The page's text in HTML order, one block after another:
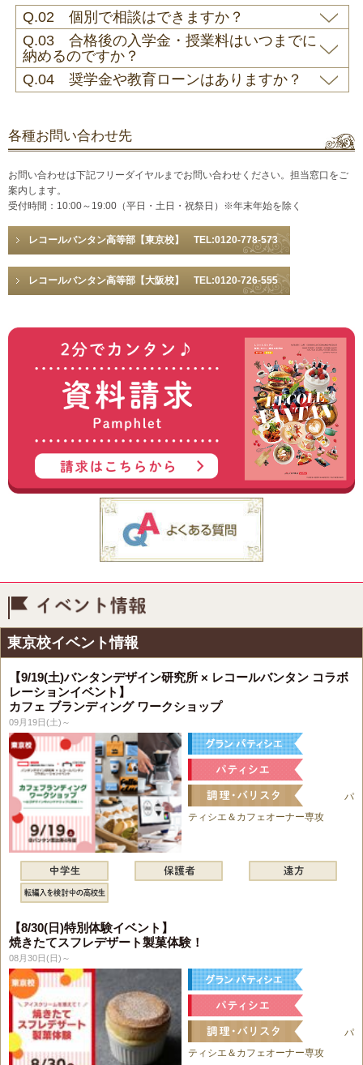
Q.02 個別で相談はできますか？
Q.03 合格後の入学金・授業料はいつまでに
納めるのですか？
Q.04 奨学金や教育ローンはありますか？
各種お問い合わせ先
お問い合わせは下記フリーダイヤルまでお問い合わせください。担当窓口をご
案内します。
受付時間：10:00～19:00（平日・土日・祝祭日）※年末年始を除く
レコールバンタン高等部【東京校】 TEL:0120-778-573
レコールバンタン高等部【大阪校】 TEL:0120-726-555
東京校イベント情報
【9/19(土)バンタンデザイン研究所 × レコールバンタン コラボ
レーションイベント】
カフェ ブランディング ワークショップ
09月19日(土)～
パ
ティシエ＆カフェオーナー専攻
【8/30(日)特別体験イベント】
焼きたてスフレデザート製菓体験！
08月30日(日)～
パ
ティシエ＆カフェオーナー専攻